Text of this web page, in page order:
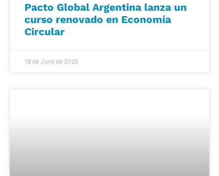
Pacto Global Argentina lanza un
curso renovado en Economía
Circular
18 de June de 2025